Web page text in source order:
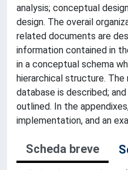
analysis; conceptual
design. The overail
related documents are
information contained in
in a conceptual schema
hierarchical structure. The
database is described;
outlined. In the
implementation, and an
Scheda breve